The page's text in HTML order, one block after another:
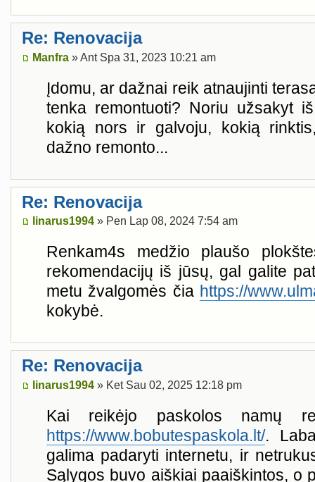
Re: Renovacija
Manfra » Ant Spa 31, 2023 10:21 am
Įdomu, ar dažnai reik atnaujinti
tenka remontuoti? Noriu užsakyt
kokią nors ir galvoju, kokią
dažno remonto...
Re: Renovacija
linarus1994 » Pen Lap 08, 2024 7:54 am
Renkam4s medžio plaušo
rekomendacijų iš jūsų, gal galite
metu žvalgomės čia https://
kokybė.
Re: Renovacija
linarus1994 » Ket Sau 02, 2025 12:18 pm
Kai reikėjo paskolos namų
https://www.bobutespaskola.lt/.
galima padaryti internetu, ir
Sąlygos buvo aiškiai paaiškintos, o